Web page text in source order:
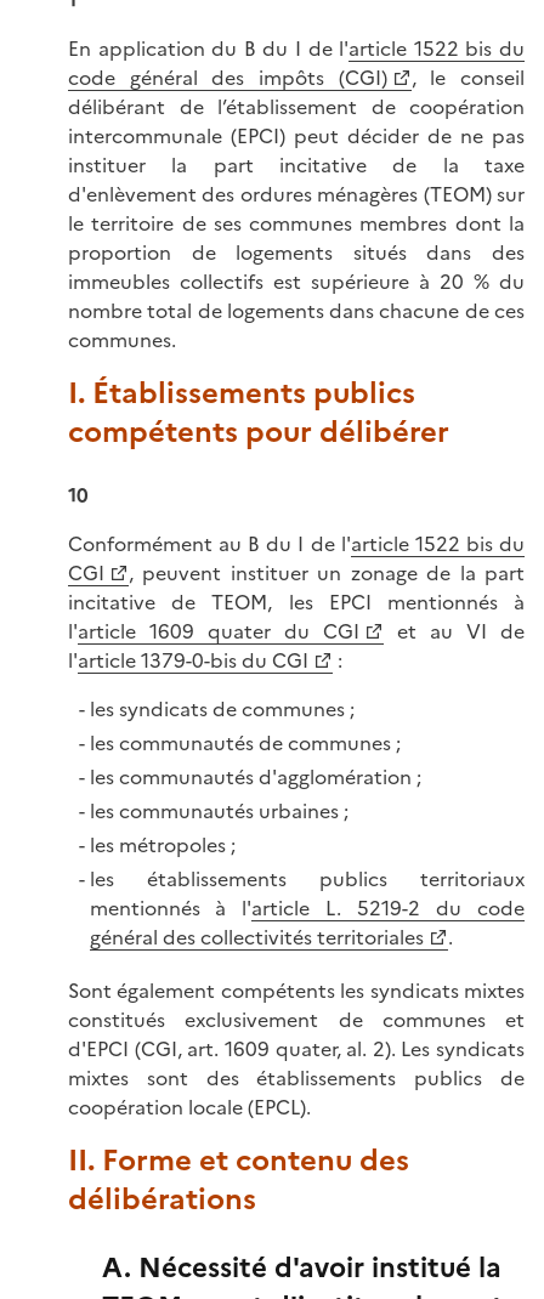
En application du B du I de l'article 1522 bis du
code général des impôts (CGI)
, le conseil
délibérant de l’établissement de coopération
intercommunale (EPCI) peut décider de ne pas
instituer la part incitative de la taxe
d'enlèvement des ordures ménagères (TEOM) sur
le territoire de ses communes membres dont la
proportion de logements situés dans des
immeubles collectifs est supérieure à 20 % du
nombre total de logements dans chacune de ces
communes.
I. Établissements publics
compétents pour délibérer
10
Conformément au B du I de l'article 1522 bis du
CGI
, peuvent instituer un zonage de la part
incitative de TEOM, les EPCI mentionnés à
l'article 1609 quater du CGI
et au VI de
l'article 1379-0-bis du CGI
:
les syndicats de communes ;
les communautés de communes ;
les communautés d'agglomération ;
les communautés urbaines ;
les métropoles ;
les établissements publics territoriaux
mentionnés à l'article L. 5219-2 du code
général des collectivités territoriales
.
Sont également compétents les syndicats mixtes
constitués exclusivement de communes et
d'EPCI (CGI, art. 1609 quater, al. 2). Les syndicats
mixtes sont des établissements publics de
coopération locale (EPCL).
II. Forme et contenu des
délibérations
A. Nécessité d'avoir institué la